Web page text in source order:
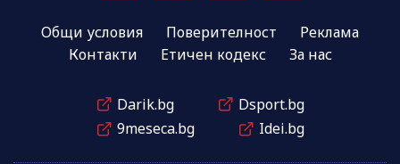
Общи условия Поверителност
Реклама
Контакти
Етичен кодекс За нас
Darik.bg
Dsport.bg
9meseca.bg
Idei.bg